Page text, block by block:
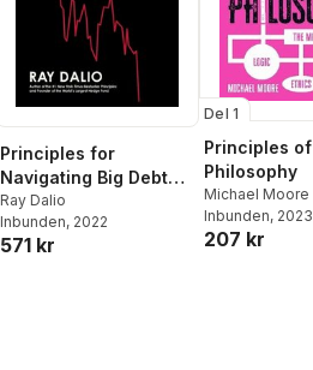
Principles for
Navigating Big Debt
Crises
Ray Dalio
Inbunden, 2022
571 kr
Del 1
Principles of
Philosophy
Michael Moore
Inbunden, 2023
207 kr